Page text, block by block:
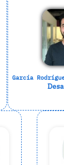
García